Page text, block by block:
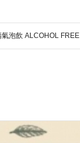
氣泡飲 ALCOHOL FREE